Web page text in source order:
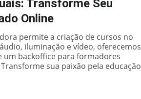
Transforme Seu
Online
permite a criação de cursos no
iluminação e vídeo, oferecemos
um backoffice para formadores
sua paixão pela educação